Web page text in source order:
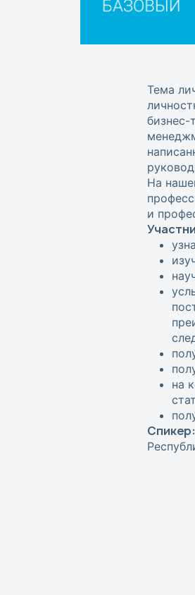
Тема
бизнес-
На
и
на
Спикер: